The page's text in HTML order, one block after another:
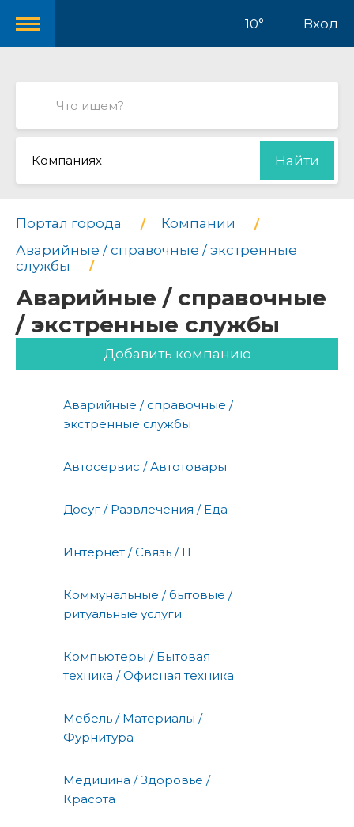
10° Вход
Компаниях Найти
Портал города
Компании
Аварийные / справочные / экстренные
службы
Аварийные / справочные
/ экстренные службы
Добавить компанию
Аварийные / справочные /
экстренные службы
Автосервис / Автотовары
Досуг / Развлечения / Еда
Интернет / Связь / IT
Коммунальные / бытовые /
ритуальные услуги
Компьютеры / Бытовая
техника / Офисная техника
Мебель / Материалы /
Фурнитура
Медицина / Здоровье /
Красота